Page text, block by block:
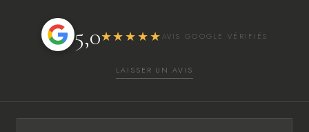
5,0★★★★★ AVIS GOOGLE VÉRIFIÉS
LAISSER UN AVIS